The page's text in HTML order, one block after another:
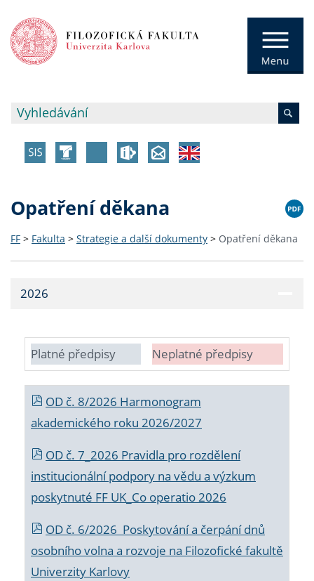
Opatření děkana
FF > Fakulta > Strategie a další dokumenty > Opatření děkana
2026
Platné předpisy Neplatné předpisy
OD č. 8/2026 Harmonogram
akademického roku 2026/2027
OD č. 7_2026 Pravidla pro rozdělení
institucionální podpory na vědu a výzkum
poskytnuté FF UK_Co operatio 2026
OD č. 6/2026 Poskytování a čerpání dnů
osobního volna a rozvoje na Filozofické fakultě
Univerzity Karlovy